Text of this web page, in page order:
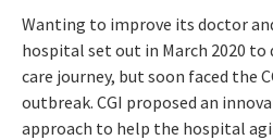
Wanting to improve its doctor
hospital set out in March 2020
care journey, but soon faced the
outbreak. CGI proposed an
approach to help the hospital